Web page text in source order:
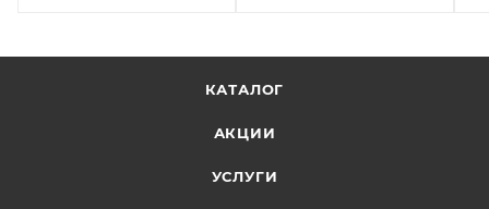
КАТАЛОГ
АКЦИИ
УСЛУГИ